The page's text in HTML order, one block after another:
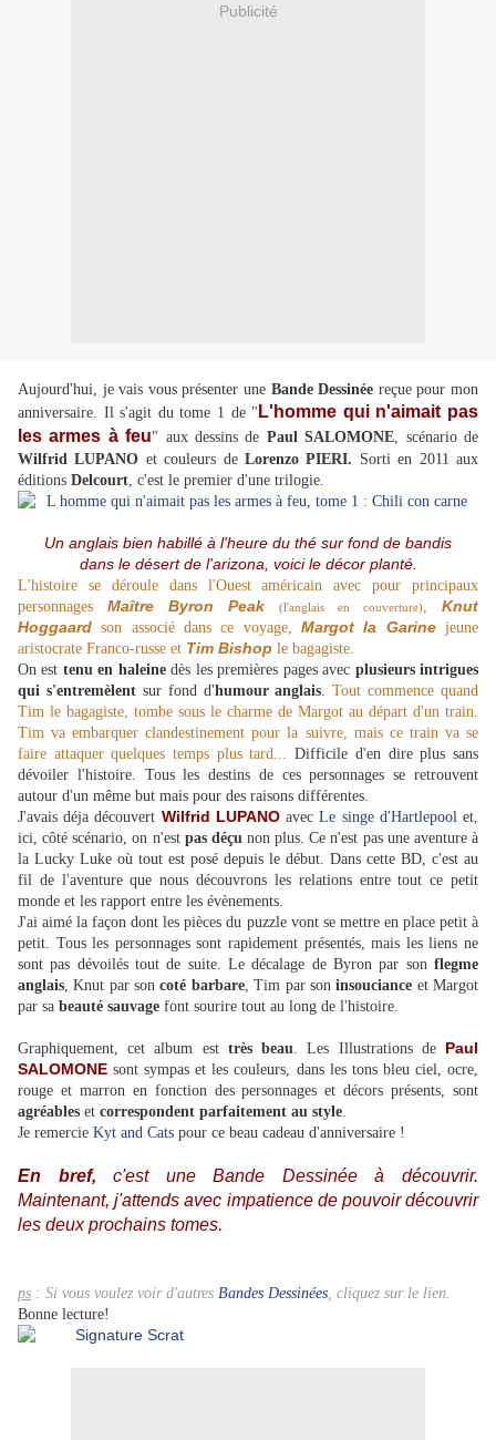
Publicité
Aujourd'hui, je vais vous présenter une Bande Dessinée reçue pour mon
anniversaire. Il s'agit du tome 1 de " L'homme qui n'aimait pas
les armes à feu" aux dessins de Paul SALOMONE, scénario de
Wilfrid LUPANO et couleurs deLorenzo PIERI. Sorti en 2011 aux
éditions Delcourt, c'est le premier d'une trilogie.
Un anglais bien habillé à l'heure du thé sur fond de bandis
dans le désert de l'arizona, voici le décor planté.
L'histoire se déroule dans l'Ouest américain avec pour principaux
personnages Maître Byron Peak (l'anglais en couverture), Knut
Hoggaardson associé dans ce voyage,Margot la Garinejeune
aristocrate Franco-russe et Tim Bishop le bagagiste.
On est tenu en haleinedès les premières pages avec plusieurs intrigues
qui s'entremèlentsur fond d'humour anglais.Tout commence quand
Tim le bagagiste, tombe sous le charme de Margot au départ d'un train.
Tim va embarquer clandestinement pour la suivre, mais ce train va se
faire attaquer quelques temps plus tard... Difficile d'en dire plus sans
dévoiler l'histoire. Tous les destins de ces personnages se retrouvent
autour d'un même but mais pour des raisons différentes.
J'avais déja découvert Wilfrid LUPANOavecLe singed'Hartlepoolet,
ici, côté scénario, on n'est pas déçunon plus. Ce n'est pas une aventure à
la Lucky Luke où tout est posé depuis le début. Dans cette BD, c'est au
fil de l'aventure que nous découvrons les relations entre tout ce petit
monde et les rapport entre les évènements.
J'ai aimé la façon dont les pièces du puzzle vont se mettre en place petit à
petit. Tous les personnages sont rapidement présentés, mais les liens ne
sont pas dévoilés tout de suite. Le décalage de Byron par son flegme
anglais, Knut par soncoté barbare, Tim par soninsouciance et Margot
par sa beauté sauvage font sourire tout au long de l'histoire.
Graphiquement, cet album esttrès beau. Les Illustrations dePaul
SALOMONEsont sympas et les couleurs, dans les tons bleu ciel, ocre,
rouge et marron en fonction des personnages et décors présents, sont
agréables et correspondent parfaitement au style.
Je remercie Kyt and Cats pour ce beau cadeau d'anniversaire !
En bref, c'est une Bande Dessinée à découvrir.
Maintenant, j'attends avec impatience de pouvoir découvrir
les deux prochains tomes.
ps : Si vous voulez voir d'autres Bandes Dessinées, cliquez sur le lien.
Bonne lecture!